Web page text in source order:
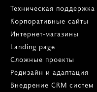
Техническая поддержка
Корпоративные сайты
Интернет-магазины
Landing page
Сложные проекты
Редизайн и адаптация
Внедрение CRM систем